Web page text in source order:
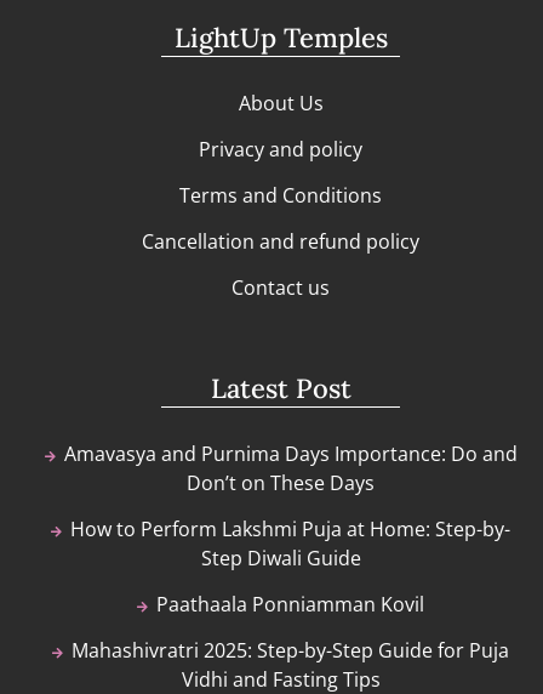
LightUp Temples
About Us
Privacy and policy
Terms and Conditions
Cancellation and refund policy
Contact us
Latest Post
Amavasya and Purnima Days Importance: Do and
Don’t on These Days
How to Perform Lakshmi Puja at Home: Step-by-
Step Diwali Guide
Paathaala Ponniamman Kovil
Mahashivratri 2025: Step-by-Step Guide for Puja
Vidhi and Fasting Tips